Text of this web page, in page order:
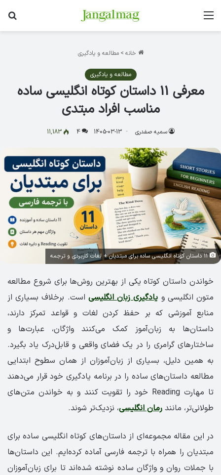
منو
خانه > مطالعه و یادگیری
مطالعه و یادگیری
معرفی 11 داستان کوتاه انگلیسی ساده
مناسب افراد مبتدی
سمیه صفدری 1405-03-13
4
11,183
11 داستان کوتاه انگلیسی ساده برای مبتدیان + لغات کاربردی و ترجمه
خواندن داستان کوتاه یکی از بهترین روش‌ها برای شروع مطالعه
متون انگلیسی و یادگیری زبان انگلیسی است. برخلاف بسیاری از
منابع آموزشی که بر حفظ کردن لغات و قواعد تمرکز دارند،
داستان‌ها به زبان‌آموز کمک می‌کنند واژگان، عبارت‌ها و
ساختارهای گرامری را در یک فضای واقعی و قابل‌درک یاد بگیرد.
به همین دلیل، بسیاری از زبان‌آموزان از همان سطوح ابتدایی
مطالعه داستان‌های ساده را در برنامه یادگیری خود قرار می‌دهند
تا مهارت Reading خود را تقویت کنند و به خواندن متن‌های
طولانی‌تر، مانند رمان انگلیسی، نزدیک‌تر شوند.
در این مقاله مجموعه‌ای از داستان‌های کوتاه انگلیسی ساده برای
مبتدیان را همراه با ترجمه فارسی آماده کرده‌ایم. این داستان‌ها
با جملات روان و واژگان ساده نوشته شده‌اند تا برای زبان‌آموزان